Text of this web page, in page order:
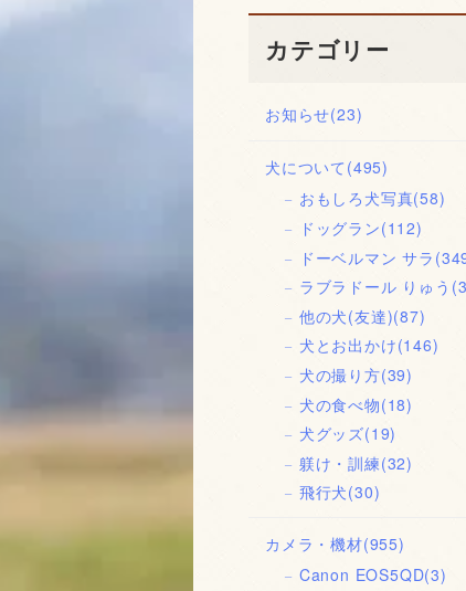
カテゴリー
お知らせ(23)
犬について (495)
おもしろ犬写真(58)
ドッグラン(112)
ドーベルマン サラ
ラブラドール りゅう
他の犬(友達)(87)
犬とお出かけ(146)
犬の撮り方(39)
犬の食べ物(18)
犬グッズ(19)
躾け・訓練(32)
飛行犬(30)
カメラ・機材(955)
Canon EOS5QD(3)